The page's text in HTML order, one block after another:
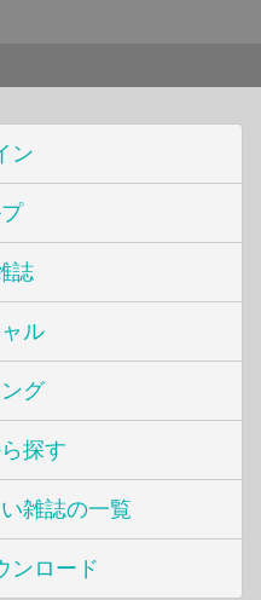
ン
誌
ル
グ
探す
雑誌の一覧
ンロード